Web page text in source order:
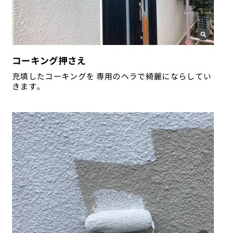
コーキング押さえ
充填したコーキングを 専用のヘラで綺麗にならしてい
きます。